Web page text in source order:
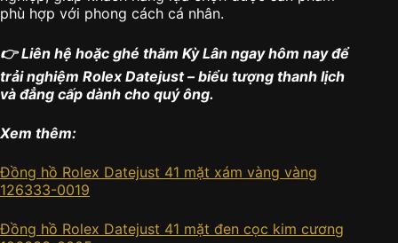
phù hợp với phong cách cá nhân.
👉 Liên hệ hoặc ghé thăm Kỳ Lân ngay hôm nay để
trải nghiệm Rolex Datejust – biểu tượng thanh lịch
và đẳng cấp dành cho quý ông.
Xem thêm:
Đồng hồ Rolex Datejust 41 mặt xám vàng vàng
126333-0019
Đồng hồ Rolex Datejust 41 mặt đen cọc kim cương